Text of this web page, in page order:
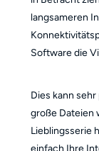
langsameren
Software die
Dies kann
große Dateien
Lieblingsserie
einfach Ihre